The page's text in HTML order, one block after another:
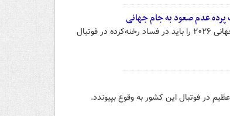
پرده عدم صعود به جام جهانی
فوتبالیست سابق ایتالیایی معتقد است دلایل عدم صعود این تیم به جام جهانی ۲۰۲۶ را باید در فساد رخنه‌کرده در فوتبال